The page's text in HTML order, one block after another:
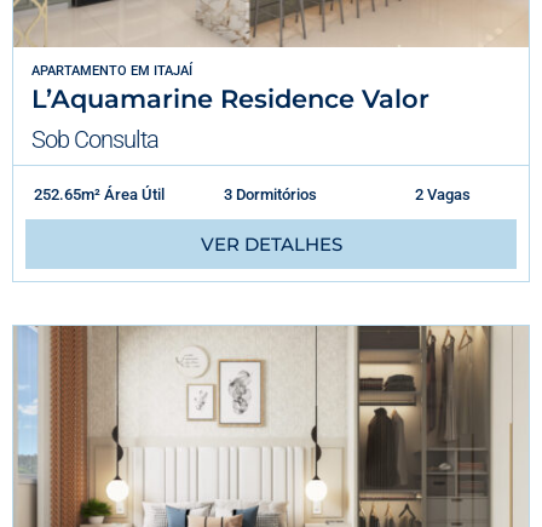
APARTAMENTO EM ITAJAÍ
L’Aquamarine Residence Valor
Sob Consulta
252.65m² Área Útil 3 Dormitórios 2 Vagas
VER DETALHES